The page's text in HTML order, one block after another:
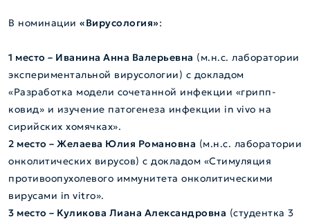
В номинации «Вирусология»:
1 место – Иванина Анна Валерьевна (м.н.с. лаборатории
экспериментальной вирусологии) с докладом
«Разработка модели сочетанной инфекции «грипп-
ковид» и изучение патогенеза инфекции in vivo на
сирийских хомячках».
2 место – Желаева Юлия Романовна (м.н.с. лаборатории
онколитических вирусов) с докладом «Стимуляция
противоопухолевого иммунитета онколитическими
вирусами in vitro».
3 место – Куликова Лиана Александровна (студентка 3